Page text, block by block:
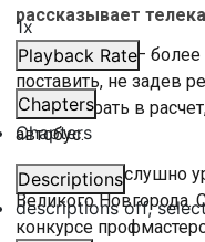
1x
Playback Rate
Chapters
Chapters
Descriptions
descriptions off,
рассказывает
Размер бокса –
поставить, не задев
если не брать в
автобус.
Гармошка послушно
Великого Новгорода.
конкурсе